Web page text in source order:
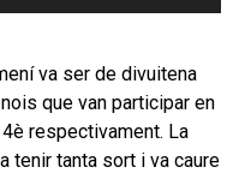
va ser de divuitena
que van participar en
respectivament. La
tenir tanta sort i va caure